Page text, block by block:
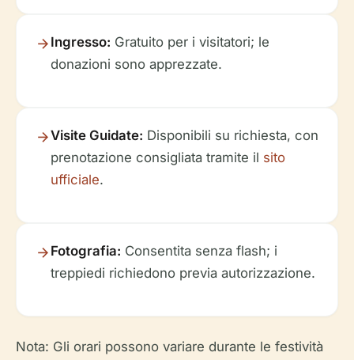
Ingresso: Gratuito per i visitatori; le
donazioni sono apprezzate.
Visite Guidate: Disponibili su richiesta, con
prenotazione consigliata tramite il sito
ufficiale.
Fotografia: Consentita senza flash; i
treppiedi richiedono previa autorizzazione.
Nota: Gli orari possono variare durante le festività